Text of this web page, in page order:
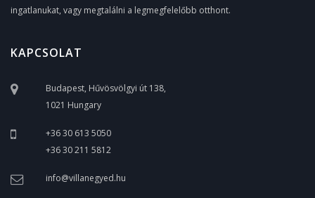
ingatlanukat, vagy megtalálni a legmegfelelőbb otthont.
KAPCSOLAT
Budapest, Hűvösvölgyi út 138,
1021 Hungary
+36 30 613 5050
+36 30 211 5812
info@villanegyed.hu